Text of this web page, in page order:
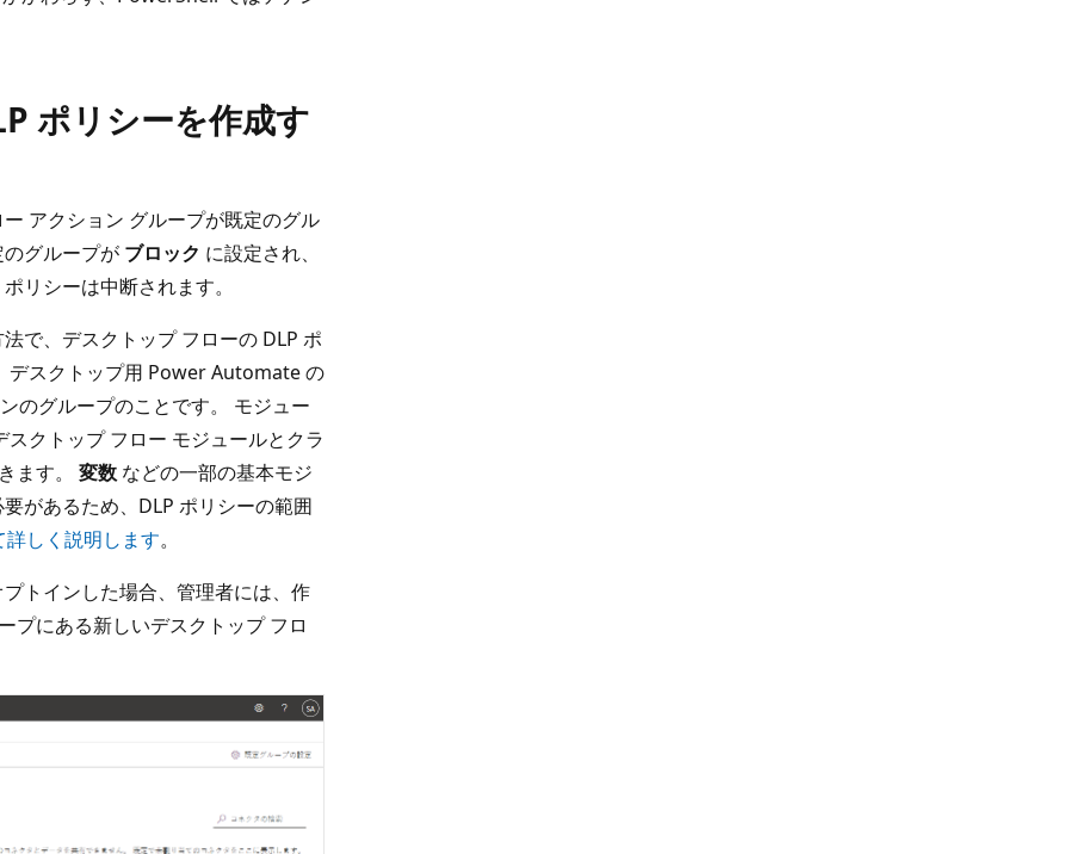
ポリシーを作成す
アクション グループが既定のグル
グループが ブロック に設定され、
リシーは中断されます。
で、デスクトップ フローの DLP ポ
デスクトップ用 Power Automate の
のグループのことです。 モジュー
クトップ フロー モジュールとクラ
ます。 変数 などの一部の基本モジ
があるため、DLP ポリシーの範囲
しく説明します。
トインした場合、管理者には、作
プにある新しいデスクトップ フロ